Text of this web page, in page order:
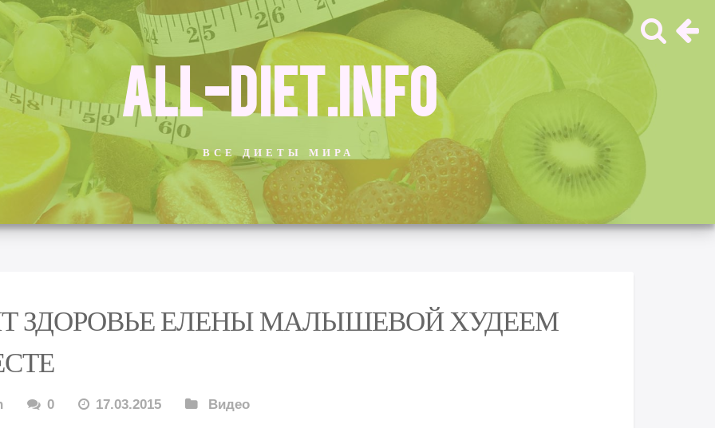
ALL-DIET.INFO
ВСЕ ДИЕТЫ МИРА
ЗДОРОВЬЕ ЕЛЕНЫ МАЛЫШЕВОЙ ХУДЕЕМ
0 17.03.2015 Видео